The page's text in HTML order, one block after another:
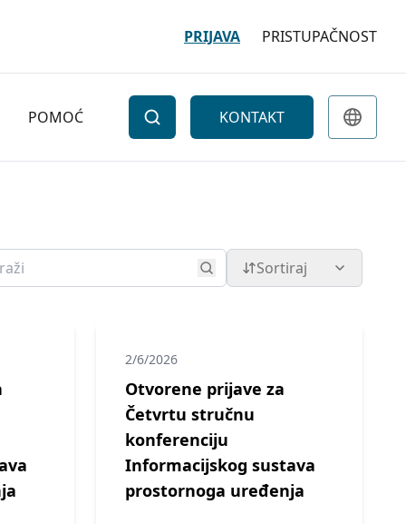
PRIJAVA PRISTUPAČNOST
POMOĆ KONTAKT
Sortiraj
2/6/2026
Otvorene prijave za
Četvrtu stručnu
konferenciju
Informacijskog sustava
prostornoga uređenja